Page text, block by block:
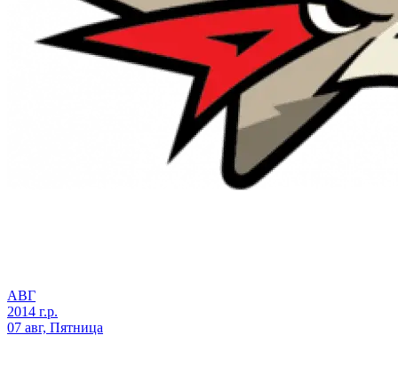
АВГ
2014 г.р.
07 авг, Пятница